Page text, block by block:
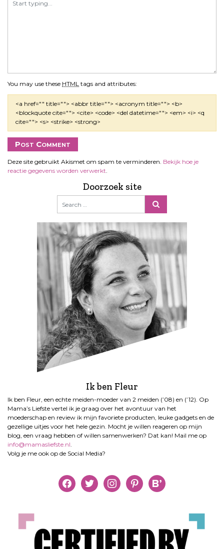
You may use these HTML tags and attributes:
<a href="" title=""> <abbr title=""> <acronym title=""> <b>
<blockquote cite=""> <cite> <code> <del datetime=""> <em> <i> <q
cite=""> <s> <strike> <strong>
Deze site gebruikt Akismet om spam te verminderen. Bekijk hoe je
reactie gegevens worden verwerkt.
Doorzoek site
Ik ben Fleur
Ik ben Fleur, een echte meiden-moeder van 2 meiden (’08) en (’12). Op
Mama’s Liefste vertel ik je graag over het avontuur van het
moederschap en review ik mijn favoriete producten, leuke gadgets en de
gezellige uitjes voor het hele gezin. Mocht je willen reageren op mijn
blog, een vraag hebben of willen samenwerken? Dat kan! Mail me op
info@mamasliefste.nl.
Volg je me ook op de Social Media?
facebooktwitter instagrampinterestbloglovin